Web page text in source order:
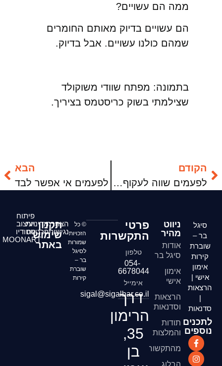
ממה הם עשויים?
הם עשויים בדיוק מאותם החומרים
שמהם כולנו עשויים. אבל בדיוק.
בתמונה: מפתח שוודי משוקולד
שצילמתי בשוק כריסטמס בציריך.
הקודם
לפעמים שווה לעקוף מימין
הבא
לפעמים אי אפשר לבד
סיגל
בר –
שוברת
קירות
אימון
אישי |
הרצאות
|
סדנאות
לתכנים
נוספים
ניווט
מהיר
אודות
סיגל בר
אימון
אישי
הרצאות
וסדנאות
תודות
והמלצות
מהתקשורת
הבלוג
פרטי
התקשרות
טלפון
054-
6678044
אימייל
sigal@sigalbar.co.il
דרך
הרימון
35,
בן
© כל
הזכויות
שמורות
לסיגל
בר –
שוברת
קירות
הצהרת
נגישות
תקנון
שימוש
באתר
מדיניות
פרטיות
פיתוח
ועיצוב
סטודיו
MOONART